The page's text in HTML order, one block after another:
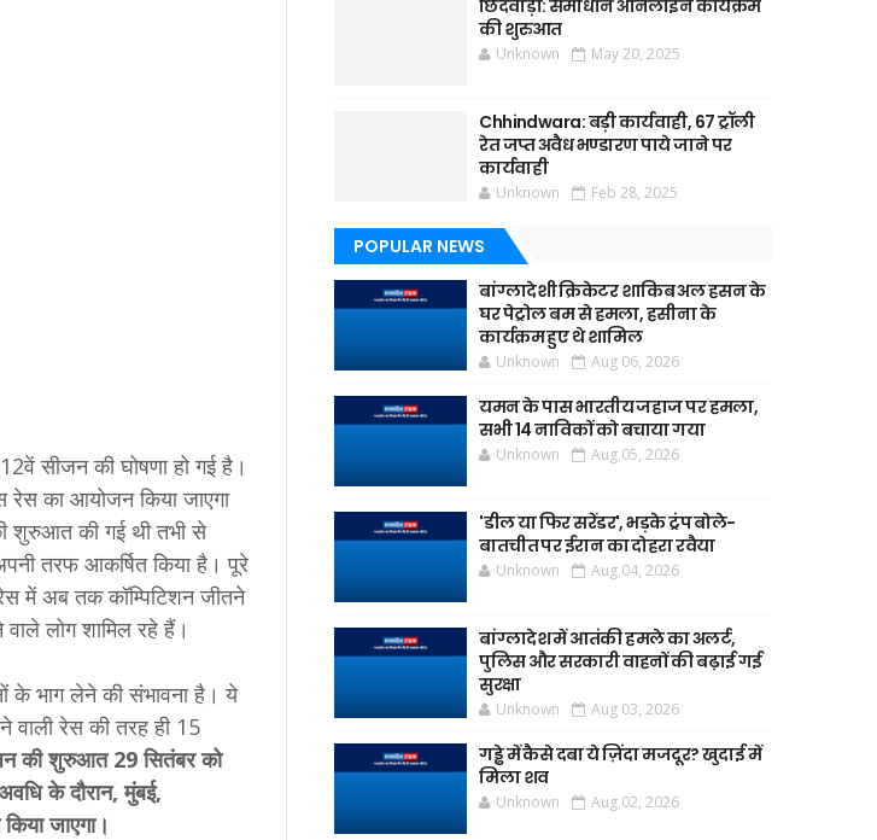
सीजन की घोषणा हो गई है।
का आयोजन किया जाएगा
शुरुआत की गई थी तभी से
तरफ आकर्षित किया है। पूरे
में अब तक कॉम्पिटिशन जीतने
लोग शामिल रहे हैं।
के भाग लेने की संभावना है। ये
वाली रेस की तरह ही 15
की शुरुआत 29 सितंबर को
के दौरान, मुंबई,
जाएगा।
छिंदवाड़ा: समाधान ऑनलाइन कार्यक्रम
की शुरुआत
Unknown May 20, 2025
Chhindwara: बड़ी कार्यवाही, 67 ट्रॉली
रेत जप्त अवैध भण्डारण पाये जाने पर
कार्यवाही
Unknown Feb 28, 2025
POPULAR NEWS
बांग्लादेशी क्रिकेटर शाकिब अल हसन के
घर पेट्रोल बम से हमला, हसीना के
कार्यक्रम हुए थे शामिल
Unknown Aug 06, 2026
यमन के पास भारतीय जहाज पर हमला,
सभी 14 नाविकों को बचाया गया
Unknown Aug 05, 2026
'डील या फिर सरेंडर', भड़के ट्रंप बोले-
बातचीत पर ईरान का दोहरा रवैया
Unknown Aug 04, 2026
बांग्लादेश में आतंकी हमले का अलर्ट,
पुलिस और सरकारी वाहनों की बढ़ाई गई
सुरक्षा
Unknown Aug 03, 2026
गड्ढे में कैसे दबा ये ज़िंदा मजदूर? खुदाई में
मिला शव
Unknown Aug 02, 2026